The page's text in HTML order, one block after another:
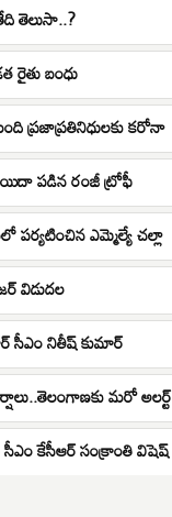
తెలుసా..?
రైతు బంధు
ప్రజాప్రతినిధులకు కరోనా
పడిన రంజీ ట్రోఫీ
పర్యటించిన ఎమ్మెల్యే చల్లా
విడుదల
నితీష్ కుమార్
మరో అలర్ట్
కేసీఆర్ సంక్రాంతి విషెష్